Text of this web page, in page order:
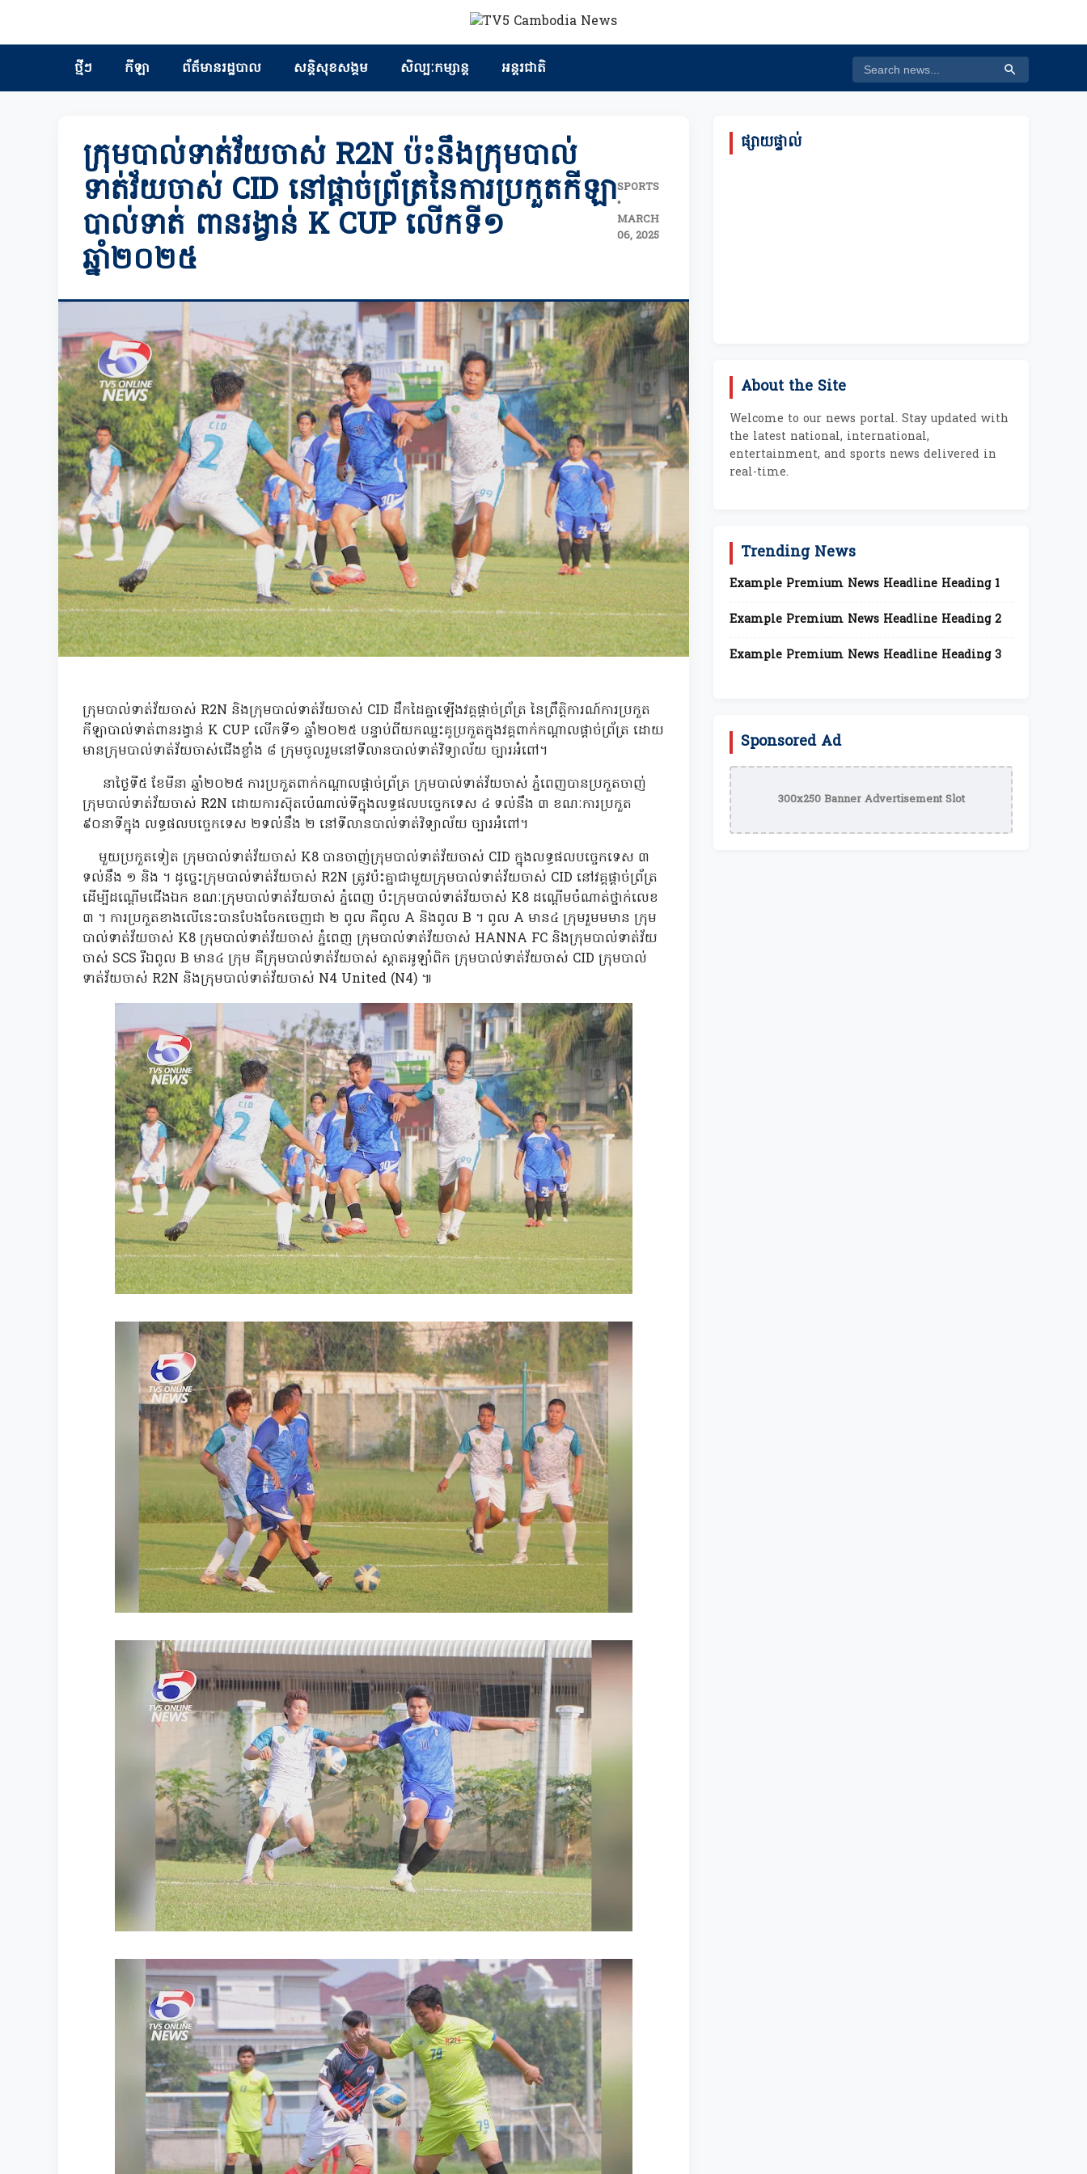
ថ្មីៗ កីឡា ព័ត៏មានរដ្ឋបាល សន្តិសុខសង្គម សិល្បៈកម្សាន្ត អន្តរជាតិ
ក្រុមបាល់ទាត់វ័យចាស់ R2N ប៉ះនឹងក្រុមបាល់
ទាត់វ័យចាស់ CID នៅផ្តាច់ព្រ័ត្រនៃការប្រកួតកីឡា
បាល់ទាត់ ពានរង្វាន់ K CUP លើកទី១
ឆ្នាំ២០២៥
SPORTS
•
MARCH
06, 2025
ក្រុមបាល់ទាត់វ័យចាស់ R2N និងក្រុមបាល់ទាត់វ័យចាស់ CID ដឹកដៃគ្នាឡើងវគ្គផ្តាច់ព្រ័ត្រ នៃព្រឹត្តិការណ៍ការប្រកួត
កីឡាបាល់ទាត់ពានរង្វាន់ K CUP លើកទី១ ឆ្នាំ២០២៥ បន្ទាប់ពីយកឈ្នះគូប្រកួតក្នុងវគ្គពាក់កណ្តាលផ្តាច់ព្រ័ត្រ ដោយ
មានក្រុមបាល់ទាត់វ័យចាស់ជើងខ្លាំង ៨ ក្រុមចូលរួមនៅទីលានបាល់ទាត់វិទ្យាល័យ ច្បារអំពៅ។
នាថ្ងៃទី៥ ខែមីនា ឆ្នាំ២០២៥ ការប្រកួតពាក់កណ្តាលផ្តាច់ព្រ័ត្រ ក្រុមបាល់ទាត់វ័យចាស់ ភ្នំពេញបានប្រកួតចាញ់
ក្រុមបាល់ទាត់វ័យចាស់ R2N ដោយការស៊ុតប៉េណាល់ទីក្នុងលទ្ធផលបច្ចេកទេស ៤ ទល់នឹង ៣ ខណៈការប្រកួត
៩០នាទីក្នុង លទ្ធផលបច្ចេកទេស ២ទល់នឹង ២ នៅទីលានបាល់ទាត់វិទ្យាល័យ ច្បារអំពៅ។
មួយប្រកួតទៀត ក្រុមបាល់ទាត់វ័យចាស់ K8 បានចាញ់ក្រុមបាល់ទាត់វ័យចាស់ CID ក្នុងលទ្ធផលបច្ចេកទេស ៣
ទល់នឹង ១ និង ។ ដូច្នេះក្រុមបាល់ទាត់វ័យចាស់ R2N ត្រូវប៉ះគ្នាជាមួយក្រុមបាល់ទាត់វ័យចាស់ CID នៅវគ្គផ្តាច់ព្រ័ត្រ
ដើម្បីដណ្តើមជើងឯក ខណៈក្រុមបាល់ទាត់វ័យចាស់ ភ្នំពេញ ប៉ះក្រុមបាល់ទាត់វ័យចាស់ K8 ដណ្តើមចំណាត់ថ្នាក់លេខ
៣ ។ ការប្រកួតខាងលើនេះបានបែងចែកចេញជា ២ ពូល គឺពូល A និងពូល B ។ ពូល A មាន៤ ក្រុមរួមមមាន ក្រុម
បាល់ទាត់វ័យចាស់ K8 ក្រុមបាល់ទាត់វ័យចាស់ ភ្នំពេញ ក្រុមបាល់ទាត់វ័យចាស់ HANNA FC និងក្រុមបាល់ទាត់វ័យ
ចាស់ SCS រីឯពូល B មាន៤ ក្រុម គឺក្រុមបាល់ទាត់វ័យចាស់ ស្តាតអូឡាំពិក ក្រុមបាល់ទាត់វ័យចាស់ CID ក្រុមបាល់
ទាត់វ័យចាស់ R2N និងក្រុមបាល់ទាត់វ័យចាស់ N4 United (N4) ៕
ផ្សាយផ្ទាល់
About the Site
Welcome to our news portal. Stay updated with
the latest national, international,
entertainment, and sports news delivered in
real-time.
Trending News
Example Premium News Headline Heading 1
Example Premium News Headline Heading 2
Example Premium News Headline Heading 3
Sponsored Ad
300x250 Banner Advertisement Slot